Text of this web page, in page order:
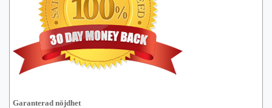
Garanterad nöjdhet